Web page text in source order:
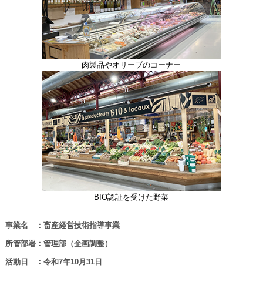
肉製品やオリーブのコーナー
BIO認証を受けた野菜
事業名 ：畜産経営技術指導事業
所管部署：管理部（企画調整）
活動日 ：令和7年10月31日